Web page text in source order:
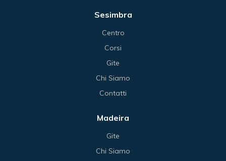
Sesimbra
Centro
Corsi
Gite
Chi Siamo
Contatti
Madeira
Gite
Chi Siamo